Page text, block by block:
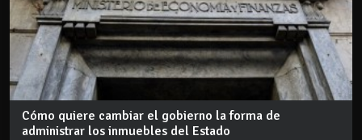
Cómo quiere cambiar el gobierno la forma de
administrar los inmuebles del Estado